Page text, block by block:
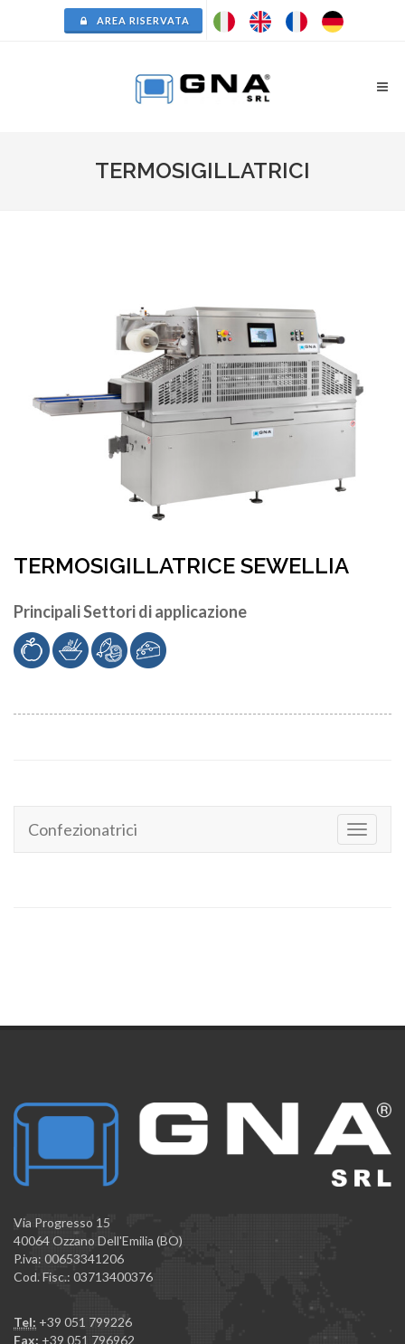
AREA RISERVATA
TERMOSIGILLATRICI
TERMOSIGILLATRICE SEWELLIA
Principali Settori di applicazione
Toggle
Confezionatrici
Via Progresso 15
40064 Ozzano Dell'Emilia (BO)
P.iva: 00653341206
Cod. Fisc.: 03713400376
Tel: +39 051 799226
Fax: +39 051 796962